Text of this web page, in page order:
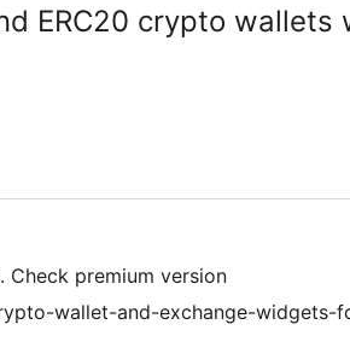
ERC20 crypto wallets
Check premium version
wallet-and-exchange-widgets-